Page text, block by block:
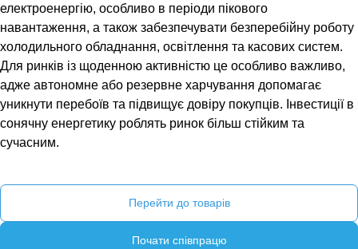
електроенергію, особливо в періоди пікового
навантаження, а також забезпечувати безперебійну роботу
холодильного обладнання, освітлення та касових систем.
Для ринків із щоденною активністю це особливо важливо,
адже автономне або резервне харчування допомагає
уникнути перебоїв та підвищує довіру покупців. Інвестиції в
сонячну енергетику роблять ринок більш стійким та
сучасним.
Перейти до товарів
Почати співпрацю